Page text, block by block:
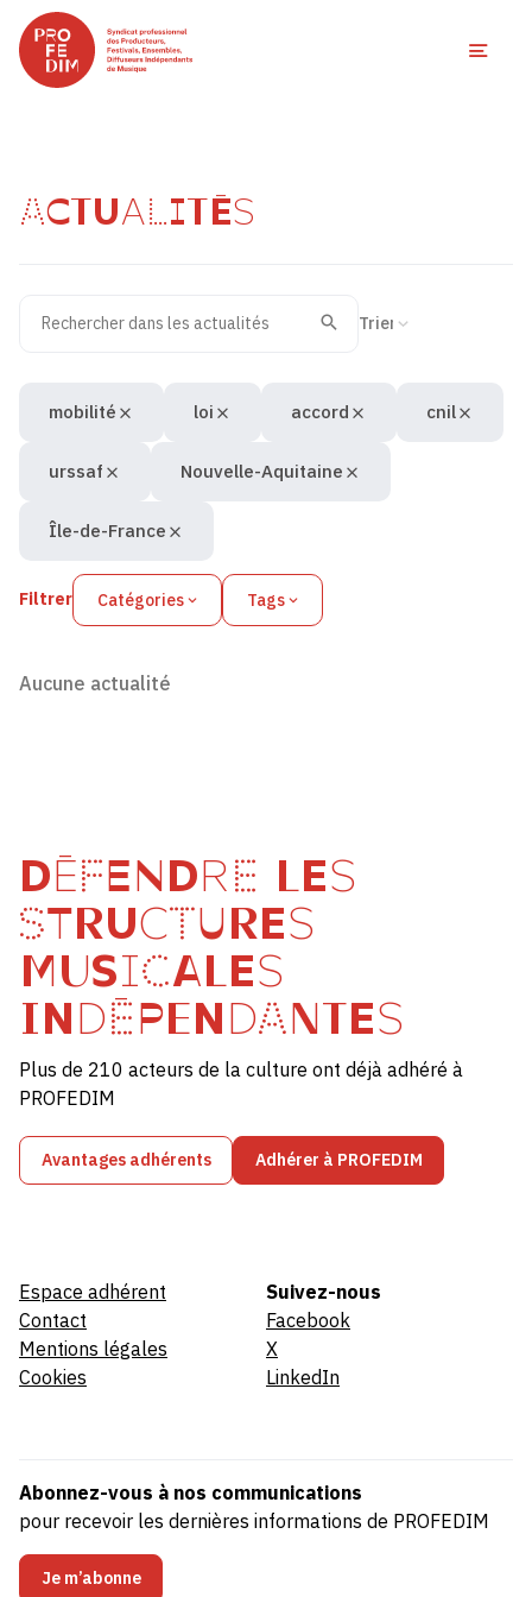
ACTUALITÉS
Recherche
Valider
Filtrer Catégories Tags
mobilité loi accord cnil
urssaf Nouvelle-Aquitaine
Île-de-France
Aucune actualité
DÉFENDRE LES
STRUCTURES
MUSICALES
INDÉPENDANTES
Plus de 210 acteurs de la culture ont déjà adhéré à
PROFEDIM
Avantages adhérents Adhérer à PROFEDIM
Espace adhérent
Contact
Mentions légales
Cookies
Suivez-nous
Facebook
X
LinkedIn
Abonnez-vous à nos communications
pour recevoir les dernières informations de PROFEDIM
Je m’abonne